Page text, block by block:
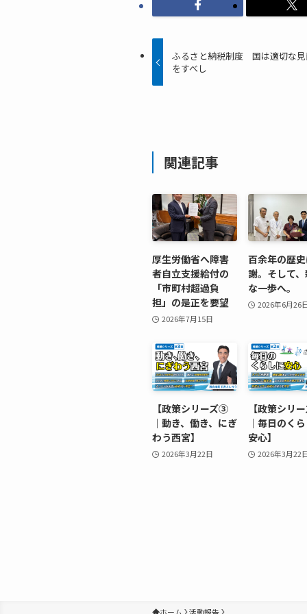
ふるさと納税制度 国は適切な
をすべし
関連記事
厚生労働省へ障害
者自立支援給付の
「市町村超過負
担」の是正を要望
2026年7月15日
百余年の歴
謝。そして
な一歩へ。
2026年6月26
【政策シリーズ③
｜動き、働き、にぎ
わう西宮】
2026年3月22日
【政策シリ
｜毎日のく
安心】
2026年3月22
ホーム 活動報告